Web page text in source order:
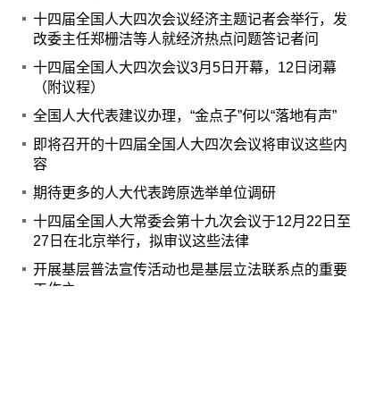
十四届全国人大四次会议经济主题记者会举行，发
改委主任郑栅洁等人就经济热点问题答记者问
十四届全国人大四次会议3月5日开幕，12日闭幕
（附议程）
全国人大代表建议办理，“金点子”何以“落地有声”
即将召开的十四届全国人大四次会议将审议这些内
容
期待更多的人大代表跨原选举单位调研
十四届全国人大常委会第十九次会议于12月22日至
27日在北京举行，拟审议这些法律
开展基层普法宣传活动也是基层立法联系点的重要
工作之一